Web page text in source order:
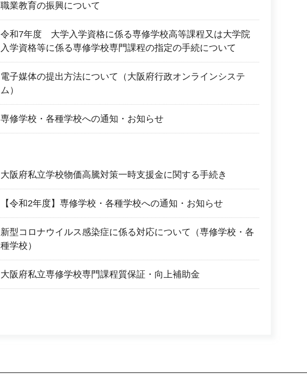
職業教育の振興について
令和7年度 大学入学資格に係る専修学校高等課程又は大学院
入学資格等に係る専修学校専門課程の指定の手続について
電子媒体の提出方法について（大阪府行政オンラインシステ
ム）
専修学校・各種学校への通知・お知らせ
大阪府私立学校物価高騰対策一時支援金に関する手続き
【令和2年度】専修学校・各種学校への通知・お知らせ
新型コロナウイルス感染症に係る対応について（専修学校・各
種学校）
大阪府私立専修学校専門課程質保証・向上補助金